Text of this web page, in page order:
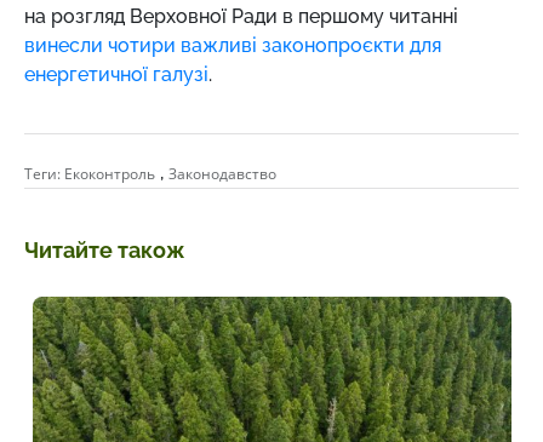
на розгляд Верховної Ради в першому читанні
винесли чотири важливі законопроєкти для
енергетичної галузі.
Теги: Екоконтроль , Законодавство
Читайте також